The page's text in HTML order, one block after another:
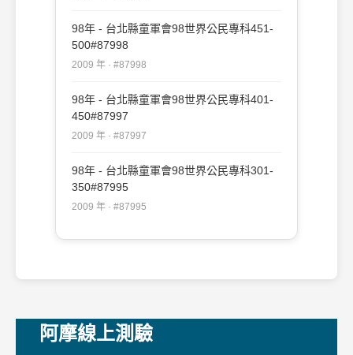
98年 - 台北縣童軍會98世界公民專科451-
500#87998
2009 年 · #87998
98年 - 台北縣童軍會98世界公民專科401-
450#87997
2009 年 · #87997
98年 - 台北縣童軍會98世界公民專科301-
350#87995
2009 年 · #87995
阿摩線上測驗